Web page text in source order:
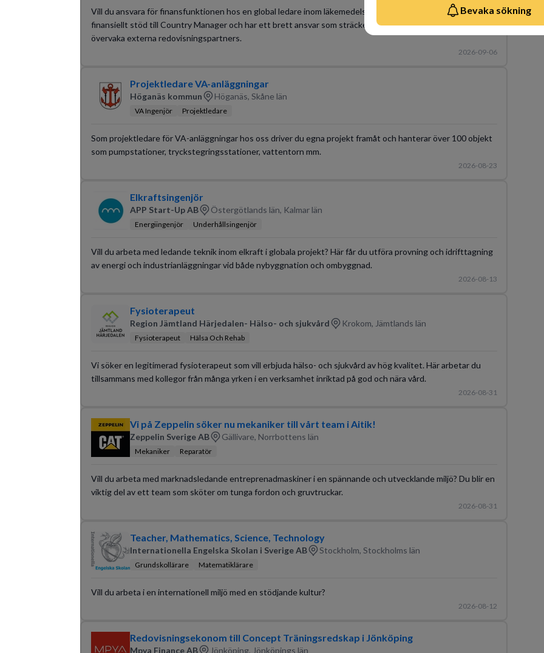
Bevaka sökning
Vill du ansvara för finansfunktionen hos en global ledare inom läkemedelsbranschen? I rollen ger du
finansiellt stöd till Country Manager och har ett brett ansvar som sträcker sig från resultatstyrning till att
övervaka externa redovisningspartners.
2026-09-06
Projektledare VA-anläggningar
Höganäs kommun Höganäs, Skåne län
VA Ingenjör Projektledare
Som projektledare för VA-anläggningar hos oss driver du egna projekt framåt och hanterar över 100 objekt
som pumpstationer, tryckstegringsstationer, vattentorn mm.
2026-08-23
Elkraftsingenjör
APP Start-Up AB Östergötlands län, Kalmar län
Energiingenjör Underhållsingenjör
Vill du arbeta med ledande teknik inom elkraft i globala projekt? Här får du utföra provning och idrifttagning
av energi och industrianläggningar vid både nybyggnation och ombyggnad.
2026-08-13
Fysioterapeut
Region Jämtland Härjedalen- Hälso- och sjukvård Krokom, Jämtlands län
Fysioterapeut Hälsa Och Rehab
Vi söker en legitimerad fysioterapeut som vill erbjuda hälso- och sjukvård av hög kvalitet. Här arbetar du
tillsammans med kollegor från många yrken i en verksamhet inriktad på god och nära vård.
2026-08-31
Vi på Zeppelin söker nu mekaniker till vårt team i Aitik!
Zeppelin Sverige AB Gällivare, Norrbottens län
Mekaniker Reparatör
Vill du arbeta med marknadsledande entreprenadmaskiner i en spännande och utvecklande miljö? Du blir en
viktig del av ett team som sköter om tunga fordon och gruvtruckar.
2026-08-31
Teacher, Mathematics, Science, Technology
Internationella Engelska Skolan i Sverige AB Stockholm, Stockholms län
Grundskollärare Matematiklärare
Vill du arbeta i en internationell miljö med en stödjande kultur?
2026-08-12
Redovisningsekonom till Concept Träningsredskap i Jönköping
Mpya Finance AB Jönköping, Jönköpings län